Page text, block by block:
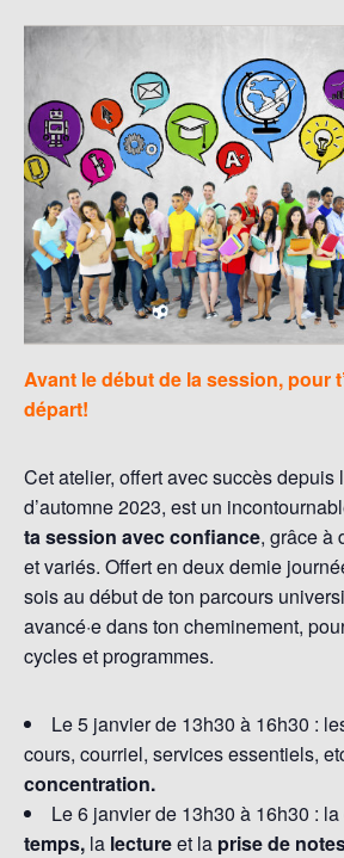
Avant le début de la session, pour
départ!
Cet atelier, offert avec succès depuis
d’automne 2023, est un
ta session avec confiance, grâce à
et variés. Offert en deux demie
sois au début de ton parcours
avancé·e dans ton cheminement,
cycles et programmes.
Le 5 janvier de 13h30 à 16h30 :
cours, courriel, services essentiels,
concentration.
Le 6 janvier de 13h30 à 16h30 : la
temps, la lectureet la prise de